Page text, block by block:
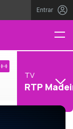
Entrar
TV
RTP